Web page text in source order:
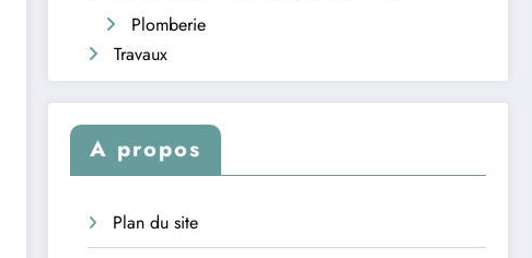
Plomberie
Travaux
A propos
Plan du site